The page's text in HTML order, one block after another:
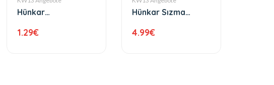
Hünkar
200 g
1.29€
Hünkar Sızma
Extra Nativ 500 ml
4.99€